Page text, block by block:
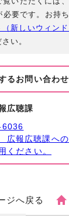
要です。お持
新しいウィン
い。
る お問い合わせ
広聴課
報広聴課への
ください。
ジへ戻る